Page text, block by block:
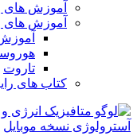
آموزش های
آموزش های
تاروت
کتاب های